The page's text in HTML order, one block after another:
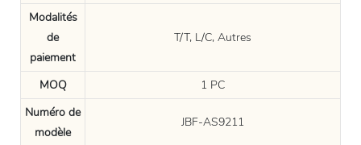
Modalités
de
paiement
T/T, L/C, Autres
MOQ
1 PC
Numéro de
modèle
JBF-AS9211